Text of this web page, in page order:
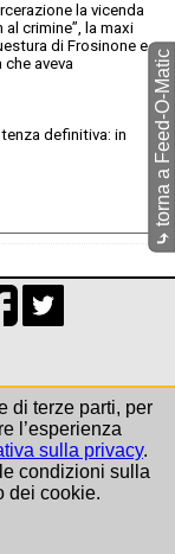
la vicenda
crimine”, la maxi
di Frosinone e
che aveva
definitiva: in
⤷
torna a Feed-O-Matic
di terze parti, per
l’esperienza
sulla privacy.
condizioni sulla
dei cookie.